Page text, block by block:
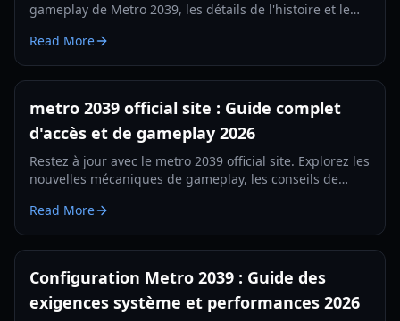
gameplay de Metro 2039, les détails de l'histoire et le
de 4A Games en 2026.
Read More
metro 2039 official site : Guide complet
d'accès et de gameplay 2026
Restez à jour avec le metro 2039 official site. Explorez les
nouvelles mécaniques de gameplay, les conseils de
sortie en 2026.
Read More
Configuration Metro 2039 : Guide des
exigences système et performances 2026